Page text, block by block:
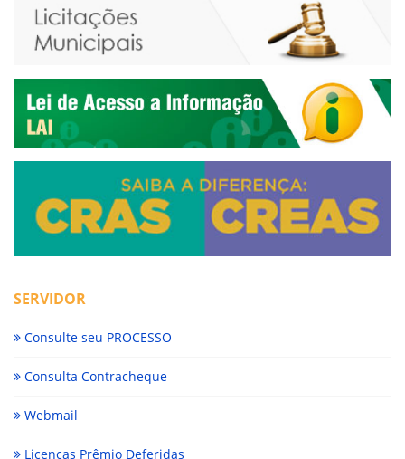
SERVIDOR
Consulte seu PROCESSO
Consulta Contracheque
Webmail
Licenças Prêmio Deferidas